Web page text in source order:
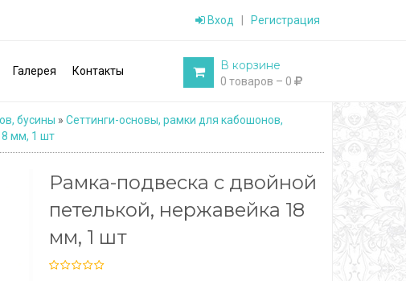
Вход Регистрация
Галерея Контакты В корзине
0 товаров – 0
бусины » Сеттинги-основы, рамки для кабошонов,
мм, 1 шт
Рамка-подвеска с двойной
петелькой, нержавейка 18
мм, 1 шт